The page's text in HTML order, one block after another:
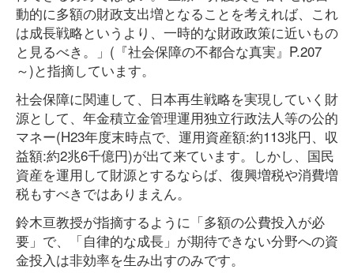
動的に多額の財政支出増となることを考えれば、これ
は成長戦略というより、一時的な財政政策に近いもの
と見るべき。」(『社会保障の不都合な真実』P.207
～)と指摘しています。
社会保障に関連して、日本再生戦略を実現していく財
源として、年金積立金管理運用独立行政法人等の公的
マネー(H23年度末時点で、運用資産額:約113兆円、収
益額:約2兆6千億円)が出て来ています。しかし、国民
資産を運用して財源とするならば、復興増税や消費増
税もすべきではありまえん。
鈴木亘教授が指摘するように「多額の公費投入が必
要」で、「自律的な成長」が期待できない分野への資
金投入は非効率を生み出すのみです。